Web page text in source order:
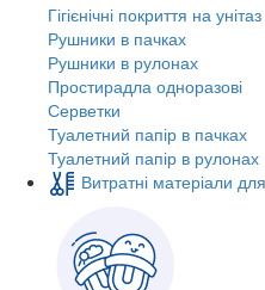
Гігієнічні покриття на унітаз
Рушники в пачках
Рушники в рулонах
Простирадла одноразові
Серветки
Туалетний папір в пачках
Туалетний папір в рулонах
Витратні матеріали